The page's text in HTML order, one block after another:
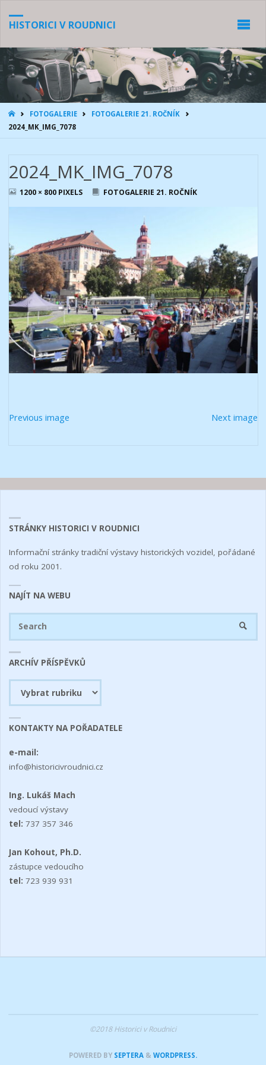
HISTORICI V ROUDNICI
HOMEFOTOGALERIE
FOTOGALERIE 21. ROČNÍK
2024_MK_IMG_7078
2024_MK_IMG_7078
FULL1200 × 800 PIXELS FOTOGALERIE 21. ROČNÍK
Previous image Next image
STRÁNKY HISTORICI V ROUDNICI
Informační stránky tradiční výstavy historických vozidel, pořádané
od roku 2001.
NAJÍT NA WEBU
ARCHÍV PŘÍSPĚVKŮ
příspěvků
KONTAKTY NA POŘADATELE
e-mail:
info@historicivroudnici.cz
Ing. Lukáš Mach
vedoucí výstavy
tel: 737 357 346
Jan Kohout, Ph.D.
zástupce vedoucího
tel: 723 939 931
©2018 Historici v Roudnici
POWERED BY SEPTERA & WORDPRESS.